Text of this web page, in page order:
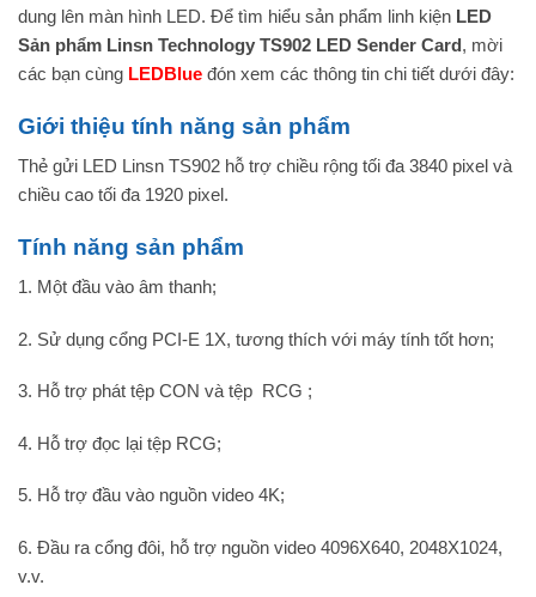
dung lên màn hình LED. Để tìm hiểu sản phẩm linh kiện LED
Sản phẩm Linsn Technology TS902 LED Sender Card, mời
các bạn cùng LEDBlue đón xem các thông tin chi tiết dưới đây:
Giới thiệu tính năng sản phẩm
Thẻ gửi LED Linsn TS902 hỗ trợ chiều rộng tối đa 3840 pixel và
chiều cao tối đa 1920 pixel.
Tính năng sản phẩm
1. Một đầu vào âm thanh;
2. Sử dụng cổng PCI-E 1X, tương thích với máy tính tốt hơn;
3. Hỗ trợ phát tệp CON và tệp RCG ;
4. Hỗ trợ đọc lại tệp RCG;
5. Hỗ trợ đầu vào nguồn video 4K;
6. Đầu ra cổng đôi, hỗ trợ nguồn video 4096X640, 2048X1024,
v.v.